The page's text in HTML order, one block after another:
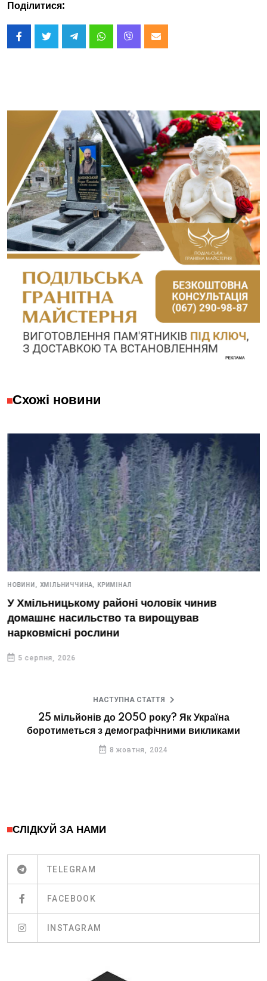
Поділитися:
Схожі новини
НОВИНИ, ХМІЛЬНИЧЧИНА, КРИМІНАЛ
У Хмільницькому районі чоловік чинив
домашнє насильство та вирощував
нарковмісні рослини
5 серпня, 2026
НАСТУПНА СТАТТЯ
25 мільйонів до 2050 року? Як Україна
боротиметься з демографічними викликами
8 жовтня, 2024
СЛІДКУЙ ЗА НАМИ
TELEGRAM
FACEBOOK
INSTAGRAM